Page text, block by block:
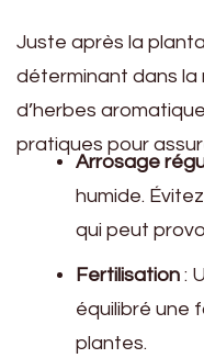
Juste après la
déterminant dans
d’herbes
pratiques pour
Arrosage
humide.
qui peut
Fertilisation :
équilibré une
plantes.